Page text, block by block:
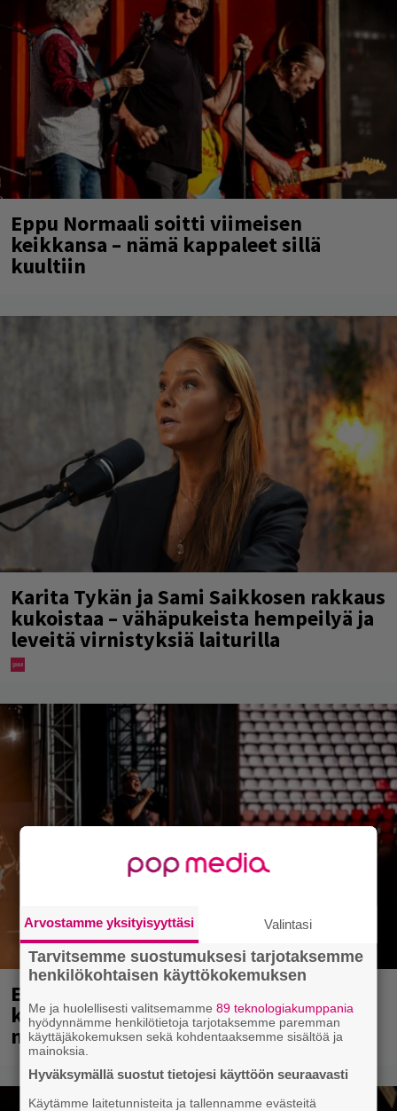
Eppu Normaali soitti viimeisen
keikkansa – nämä kappaleet sillä
kuultiin
Karita Tykän ja Sami Saikkosen rakkaus
kukoistaa – vähäpukeista hempeilyä ja
leveitä virnistyksiä laiturilla
Eppu Normaali soitti viimeisen
konserttinsa koskaan – Yle Areenassa
nyt dokumentti bändistä
Arvostamme yksityisyyttäsi Valintasi
Tarvitsemme suostumuksesi tarjotaksemme
henkilökohtaisen käyttökokemuksen
Me ja huolellisesti valitsemamme89 teknologiakumppania
hyödynnämme henkilötietoja tarjotaksemme paremman
käyttäjäkokemuksen sekä kohdentaaksemme sisältöä ja
mainoksia.
Hyväksymällä suostut tietojesi käyttöön seuraavasti
Käytämme laitetunnisteita ja tallennamme evästeitä